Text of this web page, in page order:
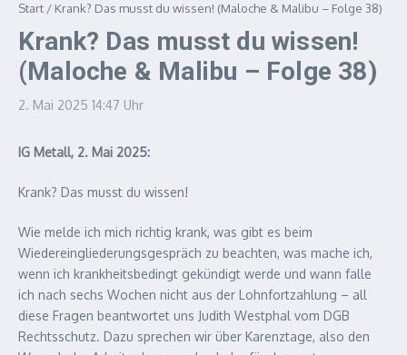
Start / Krank? Das musst du wissen! (Maloche & Malibu – Folge 38)
Krank? Das musst du wissen!
(Maloche & Malibu – Folge 38)
2. Mai 2025 14:47 Uhr
IG Metall, 2. Mai 2025:
Krank? Das musst du wissen!
Wie melde ich mich richtig krank, was gibt es beim
Wiedereingliederungsgespräch zu beachten, was mache ich,
wenn ich krankheitsbedingt gekündigt werde und wann falle
ich nach sechs Wochen nicht aus der Lohnfortzahlung – all
diese Fragen beantwortet uns Judith Westphal vom DGB
Rechtsschutz. Dazu sprechen wir über Karenztage, also den